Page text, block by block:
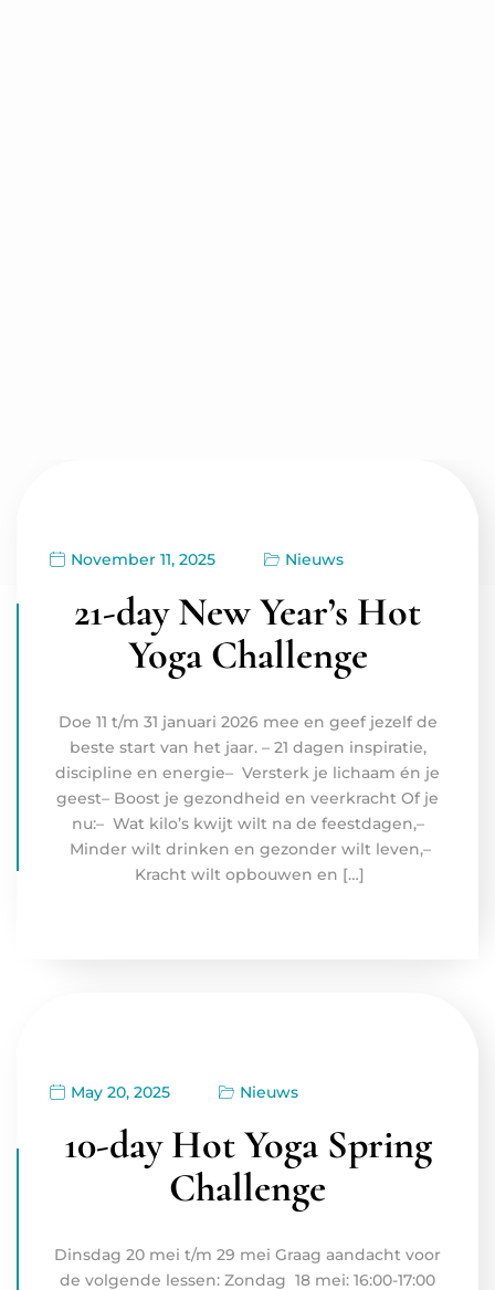
November 11, 2025 Nieuws
21-day New Year’s Hot
Yoga Challenge
Doe 11 t/m 31 januari 2026 mee en geef jezelf de
beste start van het jaar. – 21 dagen inspiratie,
discipline en energie– Versterk je lichaam én je
geest– Boost je gezondheid en veerkracht Of je
nu:– Wat kilo’s kwijt wilt na de feestdagen,–
Minder wilt drinken en gezonder wilt leven,–
Kracht wilt opbouwen en […]
May 20, 2025 Nieuws
10-day Hot Yoga Spring
Challenge
Dinsdag 20 mei t/m 29 mei Graag aandacht voor
de volgende lessen: Zondag 18 mei: 16:00-17:00